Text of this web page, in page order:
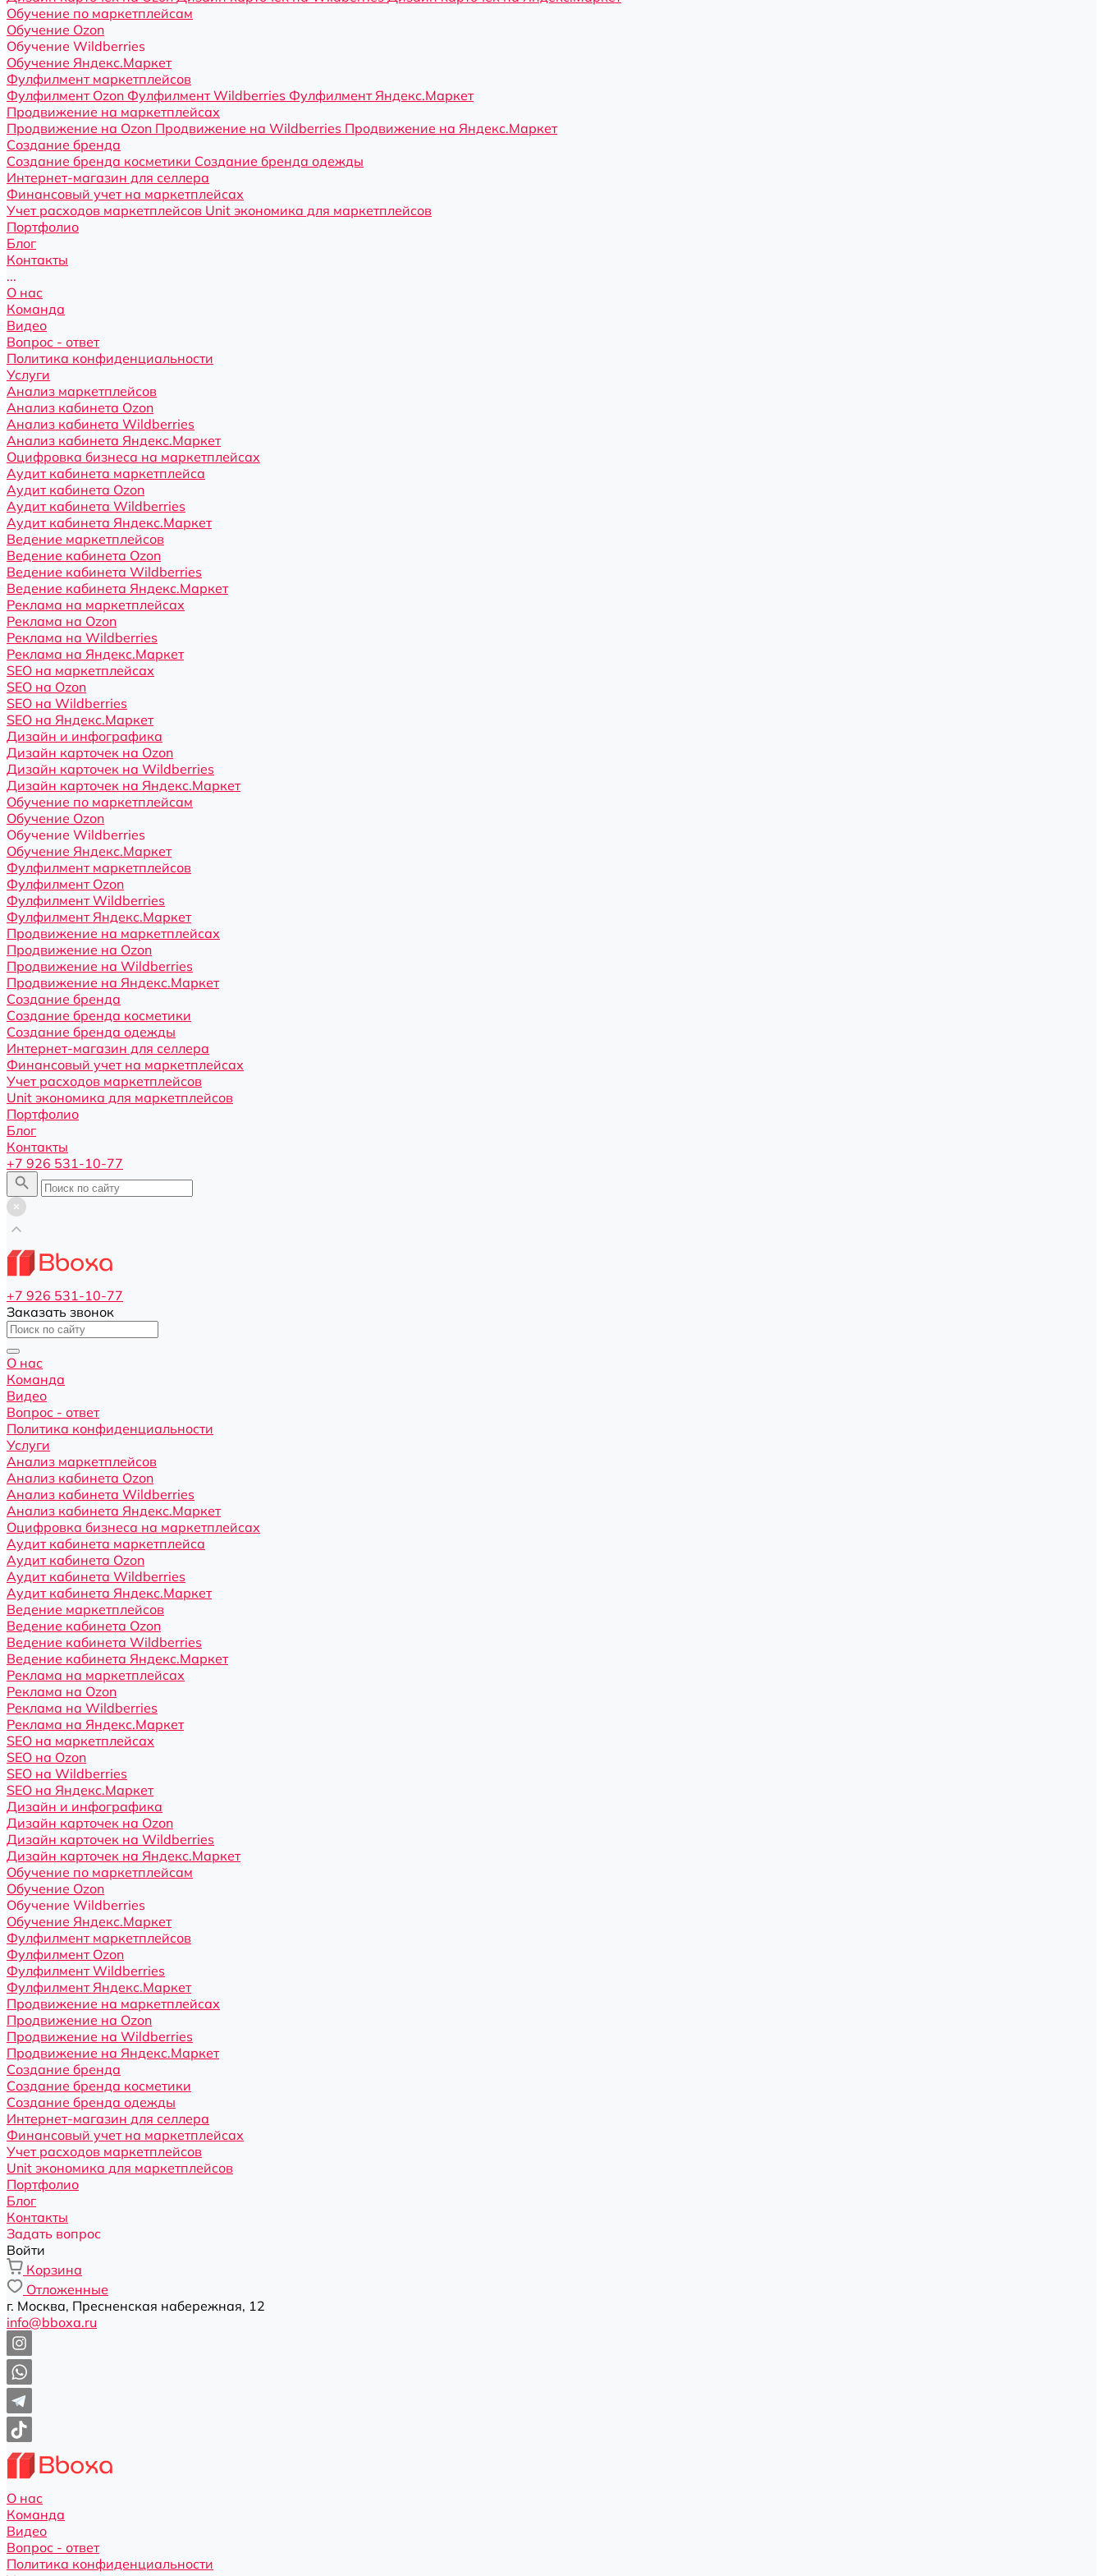
Обучение по маркетплейсам
Обучение Ozon
Обучение Wildberries
Обучение Яндекс.Маркет
Фулфилмент маркетплейсов
Фулфилмент Ozon Фулфилмент Wildberries Фулфилмент Яндекс.Маркет
Продвижение на маркетплейсах
Продвижение на Ozon Продвижение на Wildberries Продвижение на Яндекс.Маркет
Создание бренда
Создание бренда косметики Создание бренда одежды
Интернет-магазин для селлера
Финансовый учет на маркетплейсах
Учет расходов маркетплейсов Unit экономика для маркетплейсов
Портфолио
Блог
Контакты
...
О нас
Команда
Видео
Вопрос - ответ
Политика конфиденциальности
Услуги
Анализ маркетплейсов
Анализ кабинета Ozon
Анализ кабинета Wildberries
Анализ кабинета Яндекс.Маркет
Оцифровка бизнеса на маркетплейсах
Аудит кабинета маркетплейса
Аудит кабинета Ozon
Аудит кабинета Wildberries
Аудит кабинета Яндекс.Маркет
Ведение маркетплейсов
Ведение кабинета Ozon
Ведение кабинета Wildberries
Ведение кабинета Яндекс.Маркет
Реклама на маркетплейсах
Реклама на Ozon
Реклама на Wildberries
Реклама на Яндекс.Маркет
SEO на маркетплейсах
SEO на Ozon
SEO на Wildberries
SEO на Яндекс.Маркет
Дизайн и инфографика
Дизайн карточек на Ozon
Дизайн карточек на Wildberries
Дизайн карточек на Яндекс.Маркет
Обучение по маркетплейсам
Обучение Ozon
Обучение Wildberries
Обучение Яндекс.Маркет
Фулфилмент маркетплейсов
Фулфилмент Ozon
Фулфилмент Wildberries
Фулфилмент Яндекс.Маркет
Продвижение на маркетплейсах
Продвижение на Ozon
Продвижение на Wildberries
Продвижение на Яндекс.Маркет
Создание бренда
Создание бренда косметики
Создание бренда одежды
Интернет-магазин для селлера
Финансовый учет на маркетплейсах
Учет расходов маркетплейсов
Unit экономика для маркетплейсов
Портфолио
Блог
Контакты
+7 926 531-10-77
+7 926 531-10-77
Заказать звонок
О нас
Команда
Видео
Вопрос - ответ
Политика конфиденциальности
Услуги
Анализ маркетплейсов
Анализ кабинета Ozon
Анализ кабинета Wildberries
Анализ кабинета Яндекс.Маркет
Оцифровка бизнеса на маркетплейсах
Аудит кабинета маркетплейса
Аудит кабинета Ozon
Аудит кабинета Wildberries
Аудит кабинета Яндекс.Маркет
Ведение маркетплейсов
Ведение кабинета Ozon
Ведение кабинета Wildberries
Ведение кабинета Яндекс.Маркет
Реклама на маркетплейсах
Реклама на Ozon
Реклама на Wildberries
Реклама на Яндекс.Маркет
SEO на маркетплейсах
SEO на Ozon
SEO на Wildberries
SEO на Яндекс.Маркет
Дизайн и инфографика
Дизайн карточек на Ozon
Дизайн карточек на Wildberries
Дизайн карточек на Яндекс.Маркет
Обучение по маркетплейсам
Обучение Ozon
Обучение Wildberries
Обучение Яндекс.Маркет
Фулфилмент маркетплейсов
Фулфилмент Ozon
Фулфилмент Wildberries
Фулфилмент Яндекс.Маркет
Продвижение на маркетплейсах
Продвижение на Ozon
Продвижение на Wildberries
Продвижение на Яндекс.Маркет
Создание бренда
Создание бренда косметики
Создание бренда одежды
Интернет-магазин для селлера
Финансовый учет на маркетплейсах
Учет расходов маркетплейсов
Unit экономика для маркетплейсов
Портфолио
Блог
Контакты
Задать вопрос
Войти
Корзина
Отложенные
г. Москва, Пресненская набережная, 12
info@bboxa.ru
О нас
Команда
Видео
Вопрос - ответ
Политика конфиденциальности